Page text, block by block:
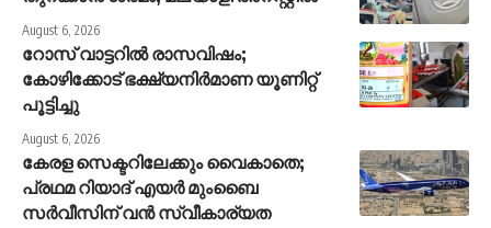
August 6, 2026
റോസ് വാട്ടറില്‍ രാസവിഷം;
കോഴിക്കോട് ഭക്ഷ്യനിര്‍മാണ യൂണിറ്റ്
പൂട്ടിച്ചു
August 6, 2026
കേരള സെക്ടറിലേക്കും വൈകാതെ;
പ്രഥമ റിയാദ് എയർ മുംബൈ
സർവീസിന് വൻ സ്വീകാര്യത